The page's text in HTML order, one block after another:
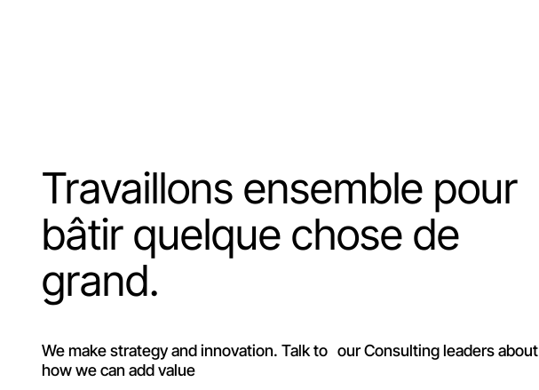
Travaillons ensemble pour
bâtir quelque chose de
grand.
We make strategy and innovation. Talk to our Consulting leaders about
how we can add value